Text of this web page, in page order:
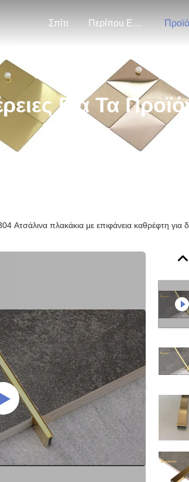
Σπίτι Περίπου Εμείς
Για Τα
Ατσάλινα πλακάκια με επιφάνεια καθρέφτη